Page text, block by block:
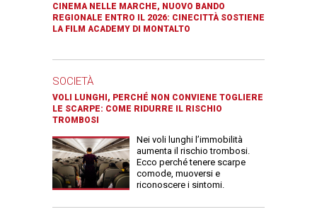
CINEMA NELLE MARCHE, NUOVO BANDO
REGIONALE ENTRO IL 2026: CINECITTÀ SOSTIENE
LA FILM ACADEMY DI MONTALTO
SOCIETÀ
VOLI LUNGHI, PERCHÉ NON CONVIENE TOGLIERE
LE SCARPE: COME RIDURRE IL RISCHIO
TROMBOSI
Nei voli lunghi l’immobilità
aumenta il rischio trombosi.
Ecco perché tenere scarpe
comode, muoversi e
riconoscere i sintomi.